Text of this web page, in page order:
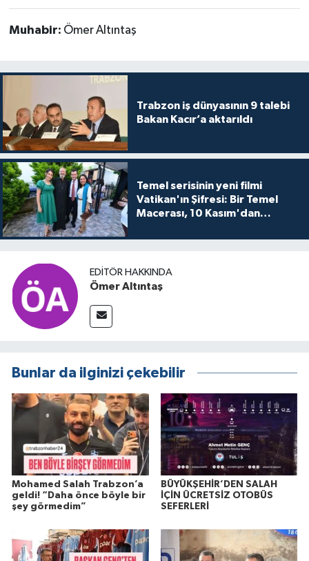
Muhabir: Ömer Altıntaş
Trabzon iş dünyasının 9 talebi
Bakan Kacır’a aktarıldı
Temel serisinin yeni filmi
Vatikan'ın Şifresi: Bir Temel
Macerası, 10 Kasım'dan
buluşuyo
EDITÖR HAKKINDA
Ömer Altıntaş
Bunlar da ilginizi çekebilir
Mohamed Salah Trabzon’a
geldi! “Daha önce böyle bir
şey görmedim”
BÜYÜKŞEHİR’DEN SALAH
İÇİN ÜCRETSİZ OTOBÜS
SEFERLERİ